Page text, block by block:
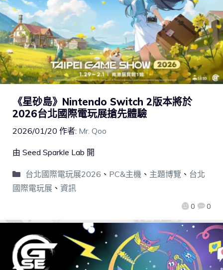
《星砂島》Nintendo Switch 2版本將於
2026台北國際電玩展搶先體驗
2026/01/20 作者: Mr. Qoo
0 0
由 Seed Sparkle Lab 開
台北國際電玩展2026 、 PC&主機、 主題博覽 、 台北
國際電玩展 、 資訊